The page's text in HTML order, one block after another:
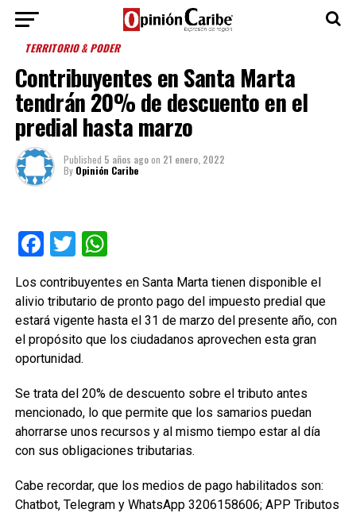
TERRITORIO & PODER
Contribuyentes en Santa Marta
tendrán 20% de descuento en el
predial hasta marzo
Published 5 años agoon 21 enero, 2022
By Opinión Caribe
Facebook
TwitterWhatsApp
Los contribuyentes en Santa Marta tienen disponible el
alivio tributario de pronto pago del impuesto predial que
estará vigente hasta el 31 de marzo del presente año, con
el propósito que los ciudadanos aprovechen esta gran
oportunidad.
Se trata del 20% de descuento sobre el tributo antes
mencionado, lo que permite que los samarios puedan
ahorrarse unos recursos y al mismo tiempo estar al día
con sus obligaciones tributarias.
Cabe recordar, que los medios de pago habilitados son:
Chatbot, Telegram y WhatsApp 3206158606; APP Tributos